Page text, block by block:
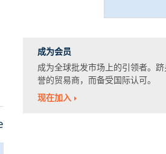
成为会员
成为全球批发市场上的引领者。
誉的贸易商，而备受国际认可。
现在加入